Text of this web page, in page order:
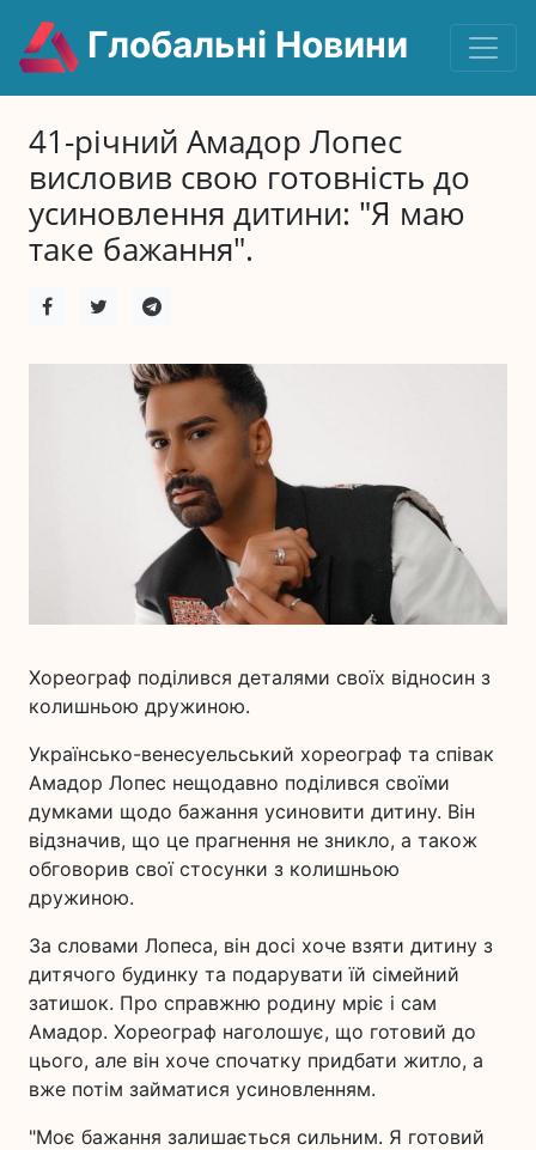
Глобальні Новини
41-річний Амадор Лопес
висловив свою готовність до
усиновлення дитини: "Я маю
таке бажання".
Хореограф поділився деталями своїх відносин з
колишньою дружиною.
Українсько-венесуельський хореограф та співак
Амадор Лопес нещодавно поділився своїми
думками щодо бажання усиновити дитину. Він
відзначив, що це прагнення не зникло, а також
обговорив свої стосунки з колишньою
дружиною.
За словами Лопеса, він досі хоче взяти дитину з
дитячого будинку та подарувати їй сімейний
затишок. Про справжню родину мріє і сам
Амадор. Хореограф наголошує, що готовий до
цього, але він хоче спочатку придбати житло, а
вже потім займатися усиновленням.
"Моє бажання залишається сильним. Я готовий